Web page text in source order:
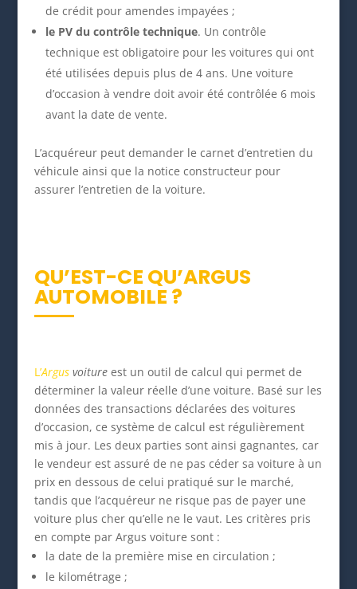
de crédit pour amendes impayées ;
le PV du contrôle technique. Un contrôle
technique est obligatoire pour les voitures qui ont
été utilisées depuis plus de 4 ans. Une voiture
d’occasion à vendre doit avoir été contrôlée 6 mois
avant la date de vente.
L’acquéreur peut demander le carnet d’entretien du
véhicule ainsi que la notice constructeur pour
assurer l’entretien de la voiture.
QU’EST-CE QU’ARGUS
AUTOMOBILE ?
L’Argusvoitureest un outil de calcul qui permet de
déterminer la valeur réelle d’une voiture. Basé sur les
données des transactions déclarées des voitures
d’occasion, ce système de calcul est régulièrement
mis à jour. Les deux parties sont ainsi gagnantes, car
le vendeur est assuré de ne pas céder sa voiture à un
prix en dessous de celui pratiqué sur le marché,
tandis que l’acquéreur ne risque pas de payer une
voiture plus cher qu’elle ne le vaut. Les critères pris
en compte par Argus voiture sont :
la date de la première mise en circulation ;
le kilométrage ;